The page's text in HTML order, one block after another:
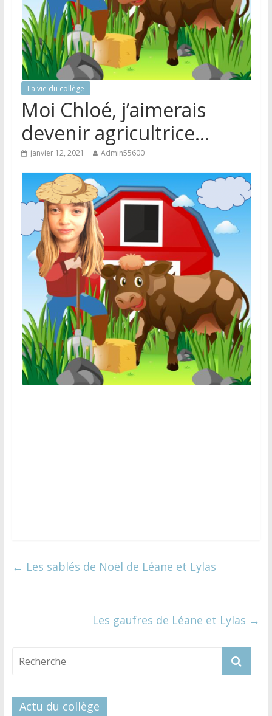
La vie du collège
Moi Chloé, j’aimerais
devenir agricultrice…
janvier 12, 2021 Admin55600
← Les sablés de Noël de Léane et Lylas
Les gaufres de Léane et Lylas →
Actu du collège